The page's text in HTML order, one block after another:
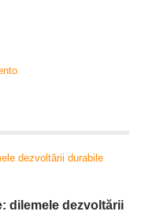
dilemele dezvoltării